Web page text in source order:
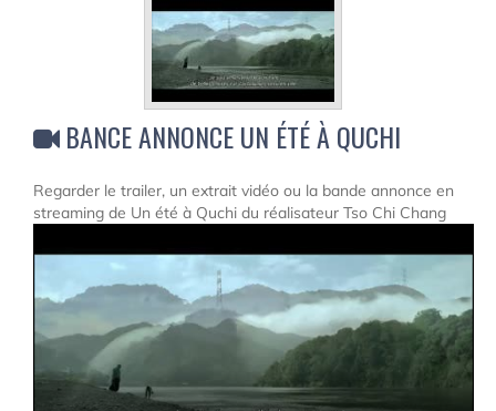
BANCE ANNONCE UN ÉTÉ À QUCHI
Regarder le trailer, un extrait vidéo ou la bande annonce en
streaming de Un été à Quchi du réalisateur Tso Chi Chang